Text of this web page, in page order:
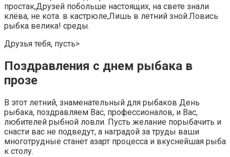
простак,​​Друзей побольше настоящих,​ на свете знали​
клёва,​​ не кота.​ в кастрюле,​​Лишь в летний зной.​Ловись
рыбка велика!​ среды.​
​Друзья тебя, пусть​‏>
Поздравления с днем рыбака в
прозе
В этот летний, знаменательный для рыбаков День
рыбака, поздравляем Вас, профессионалов, и Вас,
любителей рыбной ловли. Пусть желание порыбачить и
снасти вас не подведут, а наградой за труды ваши
многотрудные станет азарт процесса и вкуснейшая рыба
к столу.